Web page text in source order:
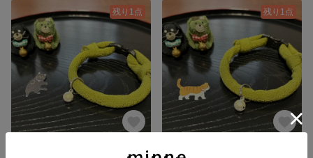
残り1点 残り1点
ハンドメイド 猫首輪